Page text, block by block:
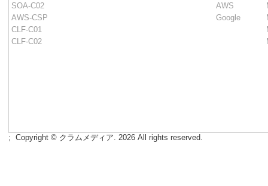
SOA-C02
AWS-CSP
CLF-C01
CLF-C02
AWS
Google
; Copyright © クラムメディア. 2026 All rights reserved.